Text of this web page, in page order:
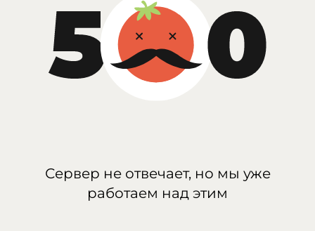
Сервер не отвечает, но мы уже
работаем над этим